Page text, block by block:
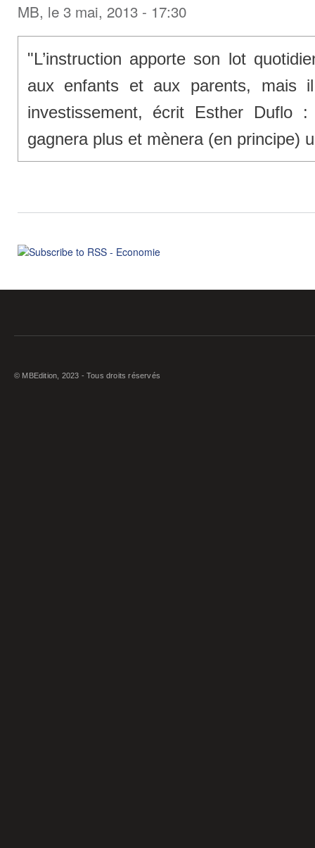
MB, le 3 mai, 2013 - 17:30
"L’instruction apporte son lot
aux enfants et aux parents, mais il
investissement, écrit Esther Duflo
gagnera plus et mènera (en principe)
© MBEdition, 2023 - Tous droits réservés